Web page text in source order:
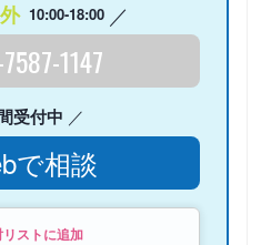
10:00-18:00
1147
受付中
で相談
ストに追加